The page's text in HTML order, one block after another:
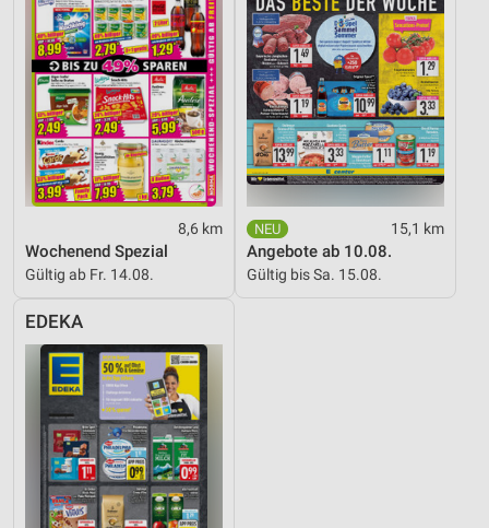
8,6 km
Wochenend Spezial
Gültig ab Fr. 14.08.
15,1 km
Angebote ab 10.08.
Gültig bis Sa. 15.08.
EDEKA